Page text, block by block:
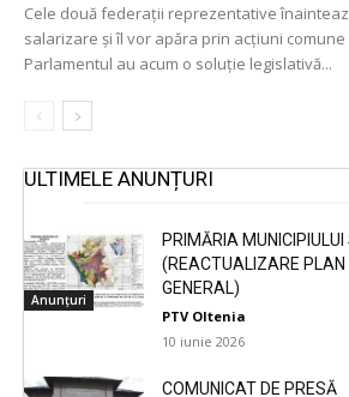
Cele două federații reprezentative
salarizare și îl vor apăra prin acțiuni
Parlamentul au acum o soluție legislativă...
ULTIMELE ANUNȚURI
Anunțuri
PRIMĂRIA
(REACTUALIZARE PLAN
GENERAL)
PTV Oltenia
10 iunie 2026
COMUNICAT DE PRESĂ